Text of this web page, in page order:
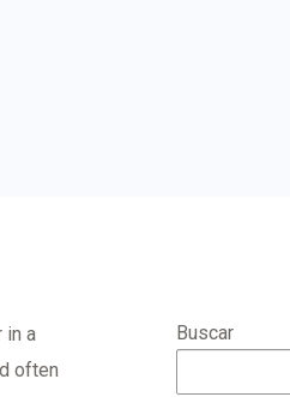
in a
often
Buscar